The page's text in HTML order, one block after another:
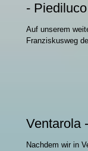
-
Auf unserem
Franziskusweg
Ventarola
Nachdem wir in